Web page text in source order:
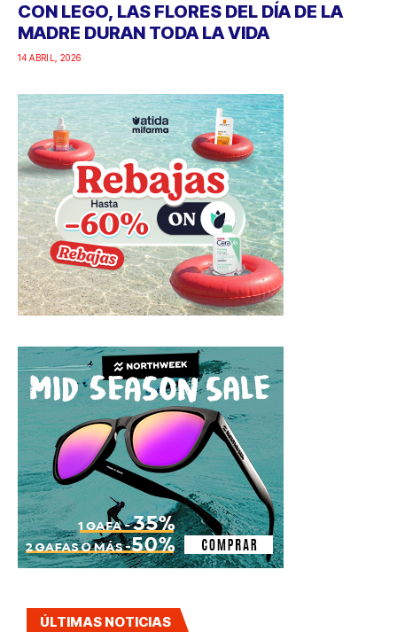
CON LEGO, LAS FLORES DEL DÍA DE LA
MADRE DURAN TODA LA VIDA
14 ABRIL, 2026
ÚLTIMAS NOTICIAS